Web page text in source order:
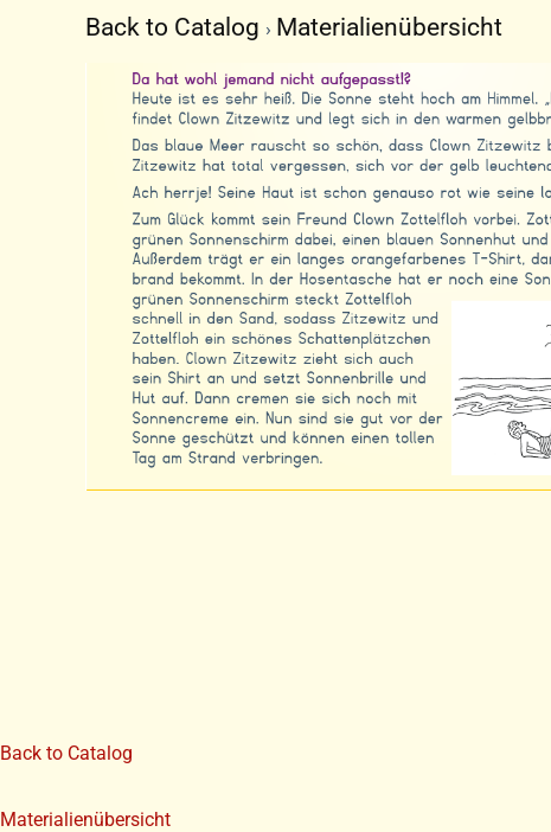
Back to Catalog Materialienübersicht
Back to Catalog
Materialienübersicht